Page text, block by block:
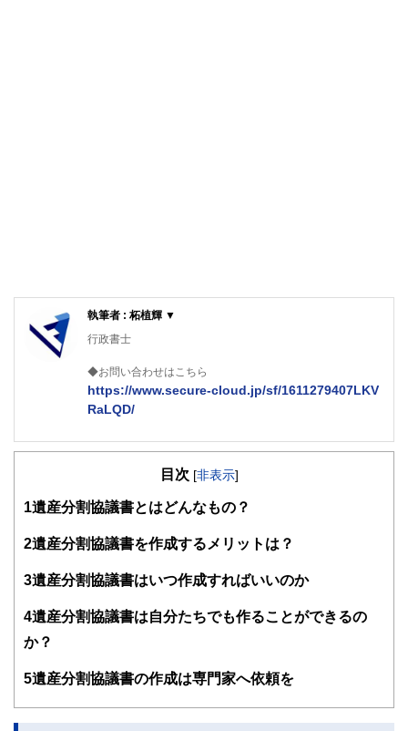
執筆者 : 柘植輝 ▼
行政書士
◆お問い合わせはこちら
https://www.secure-cloud.jp/sf/1611279407LKV
RaLQD/
２級ファイナンシャルプランナー
活かして活動を始める。
する傍ら、フリーライターとして精力的に活動中。広範な知
目次 [非表示]
1遺産分割協議書とはどんなもの？
2遺産分割協議書を作成するメリットは？
3遺産分割協議書はいつ作成すればいいのか
4遺産分割協議書は自分たちでも作ることができるの
か？
5遺産分割協議書の作成は専門家へ依頼を